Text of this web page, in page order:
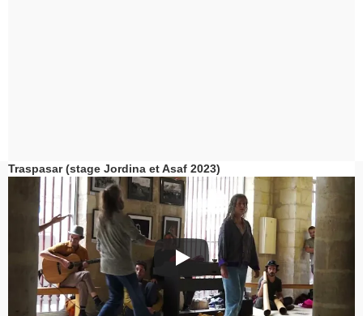
Traspasar (stage Jordina et Asaf 2023)